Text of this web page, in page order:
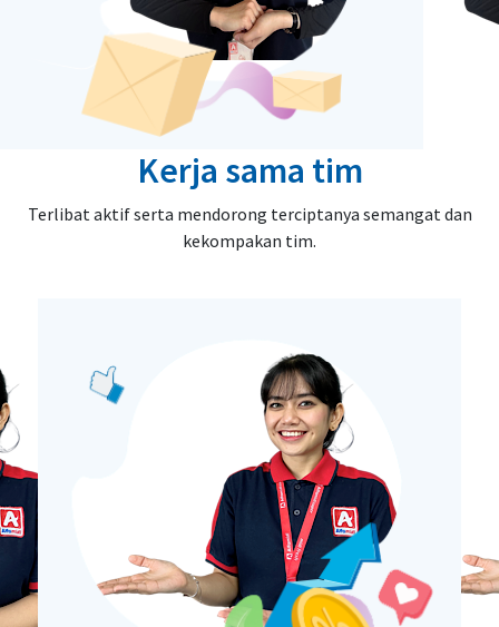
Kerja sama tim
Terlibat aktif serta mendorong terciptanya semangat dan
kekompakan tim.